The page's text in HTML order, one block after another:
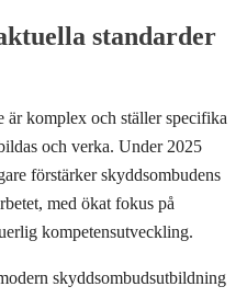
standarder
komplex och ställer specifika
och verka. Under 2025
förstärker skyddsombudens
med ökat fokus på
kompetensutveckling.
skyddsombudsutbildning